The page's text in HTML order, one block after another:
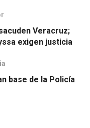
Veracruz;
exigen justicia
base de la Policía